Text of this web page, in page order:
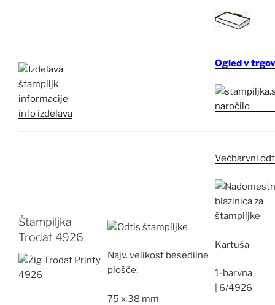
info izdelava
Ogled v
Štampiljka
Trodat 4926
Najv.velikost besedilne
plošče:
75 x 38 mm
Večbarvni
Kartuša
1-barvna
6/4926